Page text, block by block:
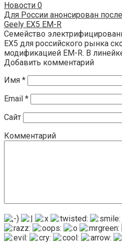
Новости 0
Для России анонсирован
Geely EX5 EM-R
Семейство
EX5 для российского рынка
модификацией EM-R. В
Добавить комментарий
Имя *
Email *
Сайт
Комментарий